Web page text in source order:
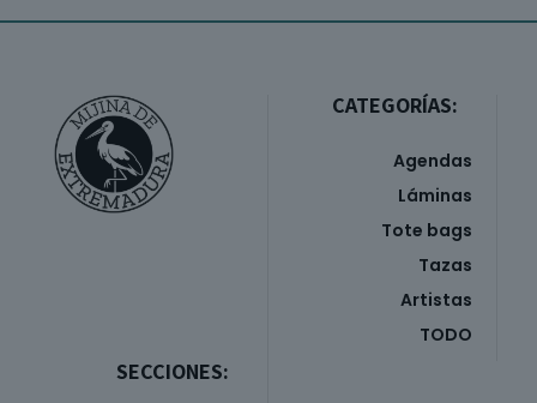
CATEGORÍAS:
Agendas
Láminas
Tote bags
Tazas
Artistas
TODO
SECCIONES: